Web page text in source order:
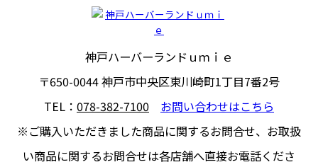
神戸ハーバーランドｕｍｉｅ
〒650-0044神戸市中央区東川崎町1丁目7番2号
TEL： 078-382-7100
お問い合わせはこちら
※ご購入いただきました商品に関するお問合せ、 お取扱
い商品に関するお問合せは各店舗へ直接お電話くださ